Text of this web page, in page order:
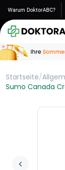
Warum DoktorABC?
Startseite/
Sumo Canada